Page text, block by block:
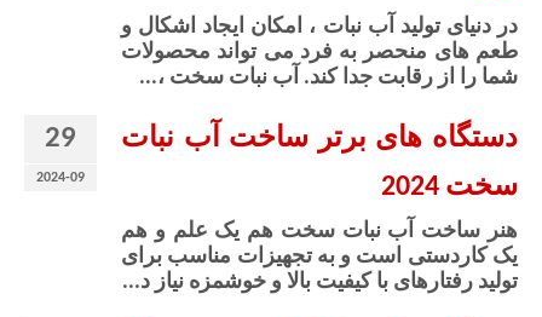
در دنیای تولید آب نبات ، امکان ایجاد اشکال و
طعم های منحصر به فرد می تواند محصولات
شما را از رقابت جدا کند. آب نبات سخت ،...
29
2024-09
دستگاه های برتر ساخت آب نبات
سخت 2024
هنر ساخت آب نبات سخت هم یک علم و هم
یک کاردستی است و به تجهیزات مناسب برای
تولید رفتارهای با کیفیت بالا و خوشمزه نیاز د...